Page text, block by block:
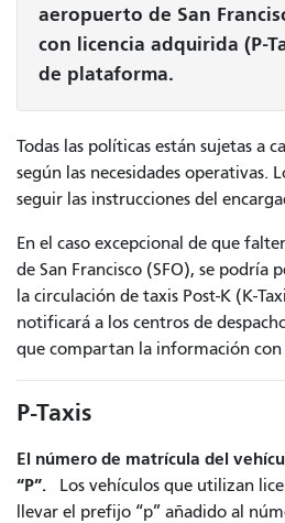
aeropuerto de San
con licencia adquirida (P-
de plataforma.
Todas las políticas están sujetas a
según las necesidades operativas.
seguir las instrucciones del
En el caso excepcional de que
de San Francisco (SFO), se
la circulación de taxis Post-K (K-
notificará a los centros de
que compartan la información con
P-Taxis
El número de matrícula del
“P”. Los vehículos que utilizan
llevar el prefijo “p” añadido al